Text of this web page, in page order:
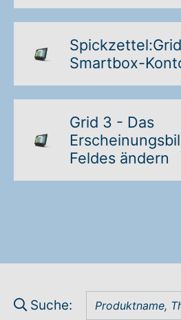
Smartbox-
Grid 3 - Das
Feldes ändern
Suche: